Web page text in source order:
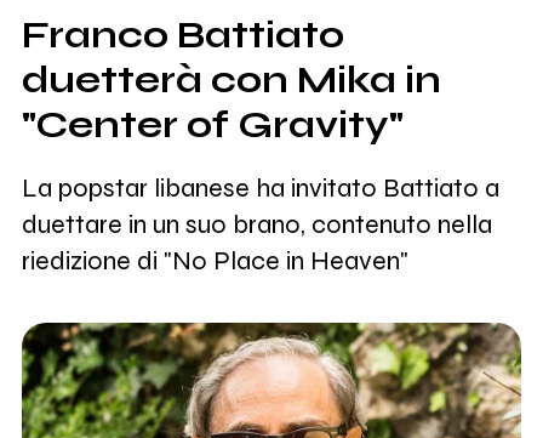
SHOP
RADIO
Franco Battiato
duetterà con Mika in
"Center of Gravity"
La popstar libanese ha invitato Battiato a
duettare in un suo brano, contenuto nella
riedizione di "No Place in Heaven"